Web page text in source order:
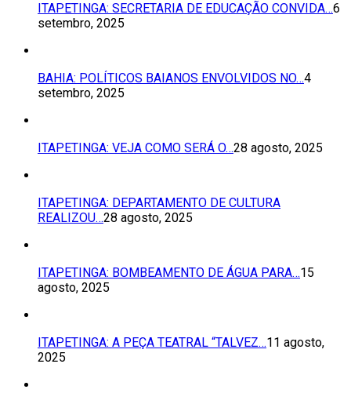
ITAPETINGA: SECRETARIA DE EDUCAÇÃO CONVIDA…6
setembro, 2025
BAHIA: POLÍTICOS BAIANOS ENVOLVIDOS NO…4
setembro, 2025
ITAPETINGA: VEJA COMO SERÁ O…28 agosto, 2025
ITAPETINGA: DEPARTAMENTO DE CULTURA
REALIZOU…28 agosto, 2025
ITAPETINGA: BOMBEAMENTO DE ÁGUA PARA…15
agosto, 2025
ITAPETINGA: A PEÇA TEATRAL “TALVEZ…11 agosto,
2025